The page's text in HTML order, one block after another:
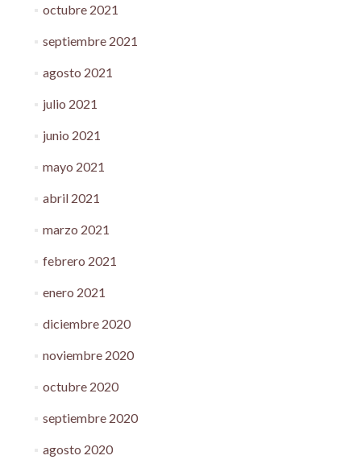
octubre 2021
septiembre 2021
agosto 2021
julio 2021
junio 2021
mayo 2021
abril 2021
marzo 2021
febrero 2021
enero 2021
diciembre 2020
noviembre 2020
octubre 2020
septiembre 2020
agosto 2020